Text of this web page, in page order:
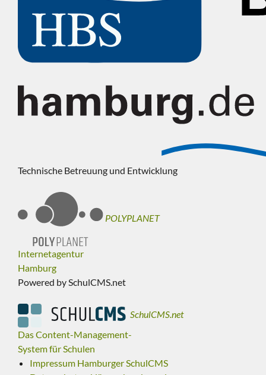
Technische Betreuung und Entwicklung
POLYPLANET
Internetagentur
Hamburg
Powered by SchulCMS.net
SchulCMS.net
Das Content-Management-
System für Schulen
Impressum Hamburger SchulCMS